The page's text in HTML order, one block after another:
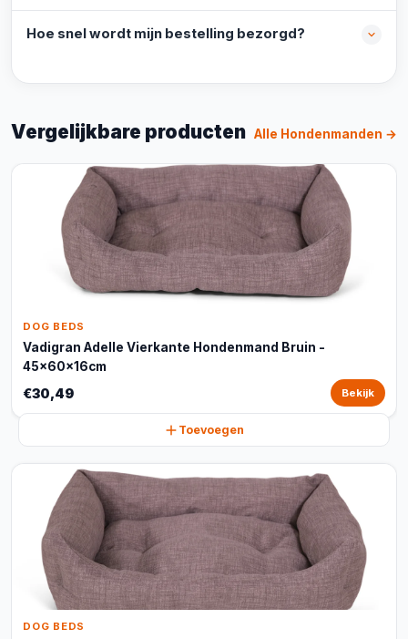
Hoe snel wordt mijn bestelling bezorgd?
Vergelijkbare producten Alle Hondenmanden →
DOG BEDS
Vadigran Adelle Vierkante Hondenmand Bruin -
45x60x16cm
€30,49 Bekijk
Toevoegen
DOG BEDS